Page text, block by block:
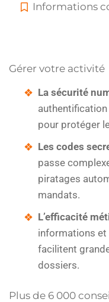
Informations
Gérer votre activité
La sécurité
pour protéger
Les codes
passe
piratages
mandats.
L’efficacité
informations et
facilitent
dossiers.
Plus de 6 000